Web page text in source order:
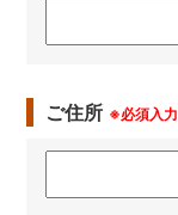
ご住所 ※必須入力